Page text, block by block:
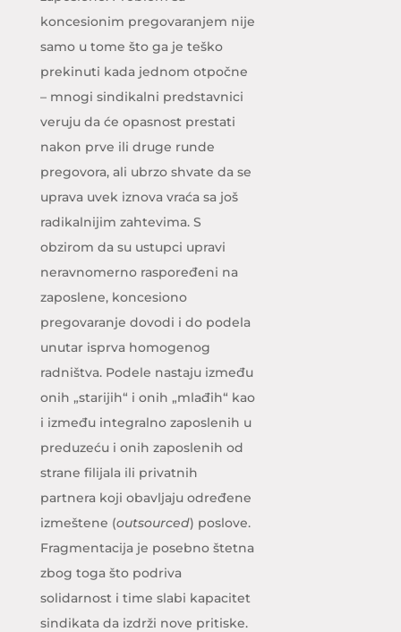
koncesionim pregovaranjem nije
samo u tome što ga je teško
prekinuti kada jednom otpočne
– mnogi sindikalni predstavnici
veruju da će opasnost prestati
nakon prve ili druge runde
pregovora, ali ubrzo shvate da se
uprava uvek iznova vraća sa još
radikalnijim zahtevima. S
obzirom da su ustupci upravi
neravnomerno raspoređeni na
zaposlene, koncesiono
pregovaranje dovodi i do podela
unutar isprva homogenog
radništva. Podele nastaju između
onih „starijih“ i onih „mlađih“ kao
i između integralno zaposlenih u
preduzeću i onih zaposlenih od
strane filijala ili privatnih
partnera koji obavljaju određene
izmeštene (outsourced) poslove.
Fragmentacija je posebno štetna
zbog toga što podriva
solidarnost i time slabi kapacitet
sindikata da izdrži nove pritiske.